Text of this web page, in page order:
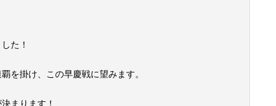
た！
を掛け、この早慶戦に望みます。
まります！